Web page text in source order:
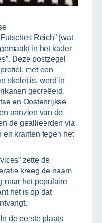
Reich” (wat
in het kader
Deze postzegel
met een
skelet is, werd in
gecreëerd.
en Oostenrijkse
aanzien van de
de geallieerden via
en kranten tegen het
zette de
kreeg de naam
naar het populaire
het is op dat
de eerste plaats